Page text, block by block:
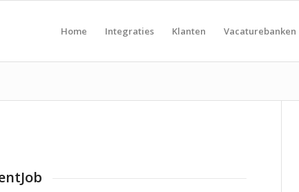
Home Integraties Klanten Vacaturebanken